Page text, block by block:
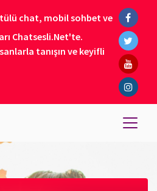
chat, mobil sohbet ve
Chatsesli.Net'te.
tanışın ve keyifli